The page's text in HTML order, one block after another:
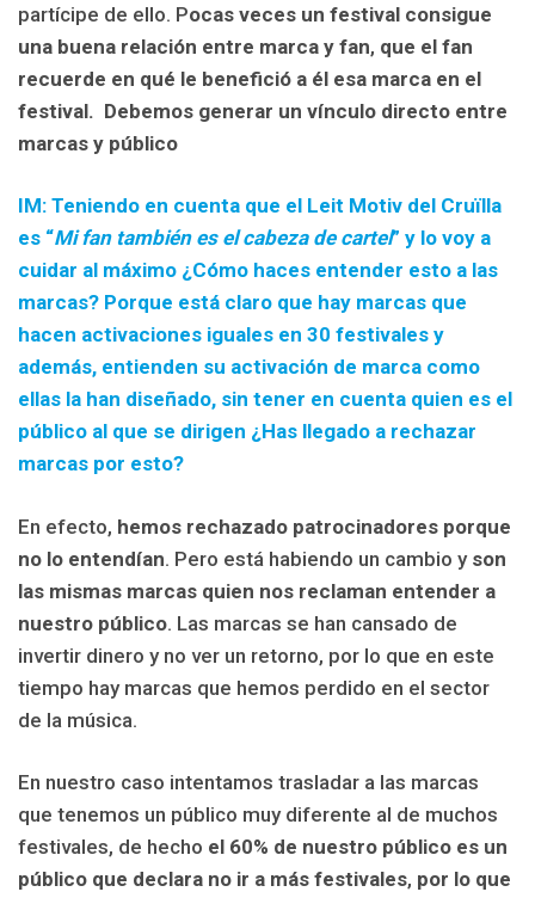
partícipe de ello. Pocas veces un festival consigue
una buena relación entre marca y fan, que el fan
recuerde en qué le benefició a él esa marca en el
festival. Debemos generar un vínculo directo entre
marcas y público
IM: Teniendo en cuenta que el Leit Motiv del Cruïlla
es “Mi fan también es el cabeza de cartel” y lo voy a
cuidar al máximo ¿Cómo haces entender esto a las
marcas? Porque está claro que hay marcas que
hacen activaciones iguales en 30 festivales y
además, entienden su activación de marca como
ellas la han diseñado, sin tener en cuenta quien es el
público al que se dirigen ¿Has llegado a rechazar
marcas por esto?
En efecto, hemos rechazado patrocinadores porque
no lo entendían. Pero está habiendo un cambio y son
las mismas marcas quien nos reclaman entender a
nuestro público. Las marcas se han cansado de
invertir dinero y no ver un retorno, por lo que en este
tiempo hay marcas que hemos perdido en el sector
de la música.
En nuestro caso intentamos trasladar a las marcas
que tenemos un público muy diferente al de muchos
festivales, de hecho el 60% de nuestro público es un
público que declara no ir a más festivales, por lo que